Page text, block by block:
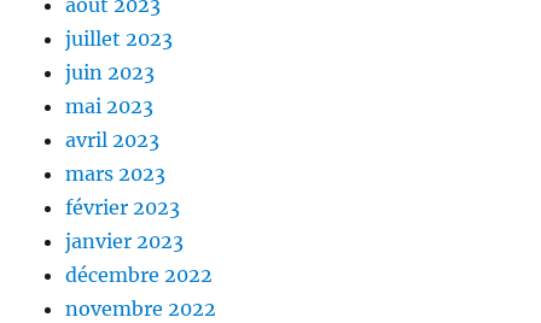
août 2023
juillet 2023
juin 2023
mai 2023
avril 2023
mars 2023
février 2023
janvier 2023
décembre 2022
novembre 2022